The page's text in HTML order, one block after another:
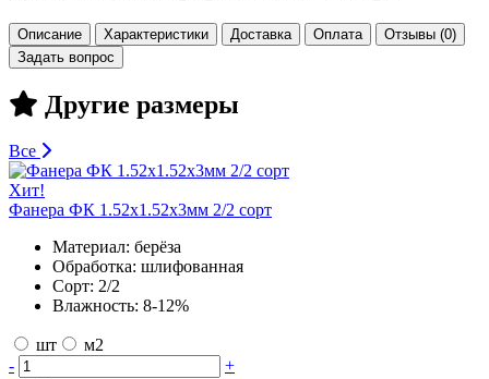
Описание Характеристики Доставка Оплата
Отзывы (0)
Задать вопрос
Другие размеры
Все
Хит!
Фанера ФК 1.52х1.52х3мм 2/2 сорт
Материал: берёза
Обработка: шлифованная
Сорт: 2/2
Влажность: 8-12%
шт
м2
-
+